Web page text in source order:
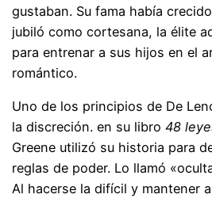
gustaban. Su fama había
jubiló como cortesana, la élite
para entrenar a sus hijos en el
romántico.
Uno de los principios de De
la discreción. en su libro48
Greene utilizó su historia para
reglas de poder. Lo llamó
Al hacerse la difícil y mantener